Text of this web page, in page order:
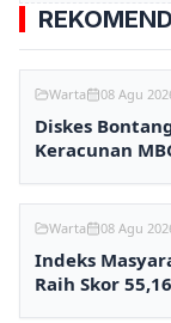
Warta 08 Agu
Diskes
Keracunan
Warta 08 Agu
Indeks
Raih Skor